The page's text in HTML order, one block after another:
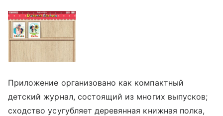
Приложение организовано как компактный
детский журнал, состоящий из многих выпусков;
сходство усугубляет деревянная книжная полка,